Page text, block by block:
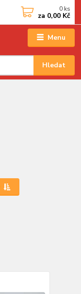
Menu
Hledat
0 ks
za 0,00 Kč